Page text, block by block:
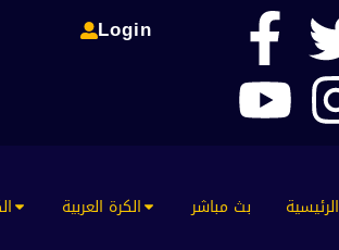
Login
الكرة العربية بث مباشر الرئيسية